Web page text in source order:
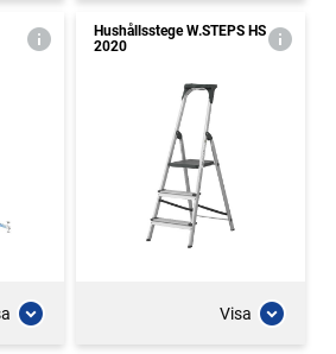
Hushållsstege W.STEPS HS
2020
Visa